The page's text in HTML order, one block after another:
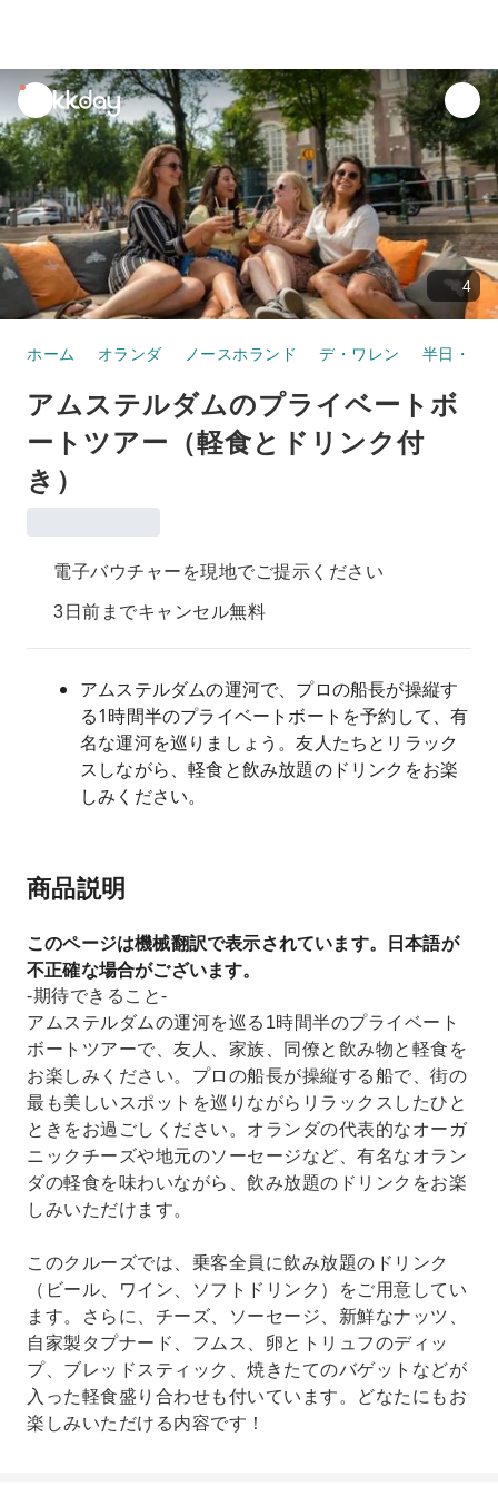
unread
notifications
4
ホーム オランダ ノースホランド デ・ワレン 半日・1
アムステルダムのプライベートボ
ートツアー（軽食とドリンク付
き）
電子バウチャーを現地でご提示ください
3日前までキャンセル無料
アムステルダムの運河で、プロの船長が操縦す
る1時間半のプライベートボートを予約して、有
名な運河を巡りましょう。友人たちとリラック
スしながら、軽食と飲み放題のドリンクをお楽
しみください。
商品説明
このページは機械翻訳で表示されています。日本語が
不正確な場合がございます。
-期待できること-
アムステルダムの運河を巡る1時間半のプライベート
ボートツアーで、友人、家族、同僚と飲み物と軽食を
お楽しみください。プロの船長が操縦する船で、街の
最も美しいスポットを巡りながらリラックスしたひと
ときをお過ごしください。オランダの代表的なオーガ
ニックチーズや地元のソーセージなど、有名なオラン
ダの軽食を味わいながら、飲み放題のドリンクをお楽
しみいただけます。
このクルーズでは、乗客全員に飲み放題のドリンク
（ビール、ワイン、ソフトドリンク）をご用意してい
ます。さらに、チーズ、ソーセージ、新鮮なナッツ、
自家製タプナード、フムス、卵とトリュフのディッ
プ、ブレッドスティック、焼きたてのバゲットなどが
入った軽食盛り合わせも付いています。どなたにもお
楽しみいただける内容です！